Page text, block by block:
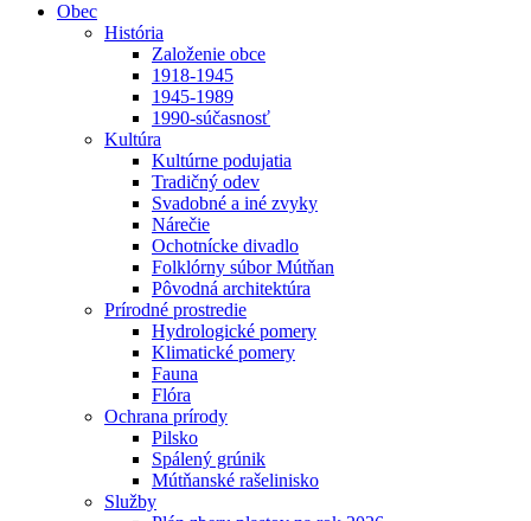
Obec
História
Založenie obce
1918-1945
1945-1989
1990-súčasnosť
Kultúra
Kultúrne podujatia
Tradičný odev
Svadobné a iné zvyky
Nárečie
Ochotnícke divadlo
Folklórny súbor Mútňan
Pôvodná architektúra
Prírodné prostredie
Hydrologické pomery
Klimatické pomery
Fauna
Flóra
Ochrana prírody
Pilsko
Spálený grúnik
Mútňanské rašelinisko
Služby